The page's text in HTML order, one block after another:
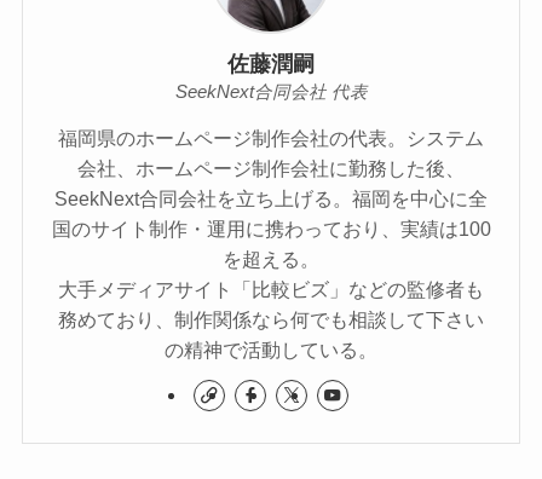
佐藤潤嗣
SeekNext合同会社 代表
福岡県のホームページ制作会社の代表。システム
会社、ホームページ制作会社に勤務した後、
SeekNext合同会社を立ち上げる。福岡を中心に全
国のサイト制作・運用に携わっており、実績は100
を超える。
大手メディアサイト「比較ビズ」などの監修者も
務めており、制作関係なら何でも相談して下さい
の精神で活動している。